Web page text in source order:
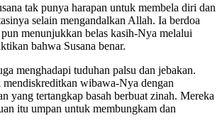
tak punya harapan untuk membela diri dan
selain mengandalkan Allah. Ia berdoa
menunjukkan belas kasih-Nya melalui
bahwa Susana benar.
menghadapi tuduhan palsu dan jebakan.
wibawa-Nya dengan
yang tertangkap basah berbuat zinah. Mereka
itu umpan untuk membungkam dan